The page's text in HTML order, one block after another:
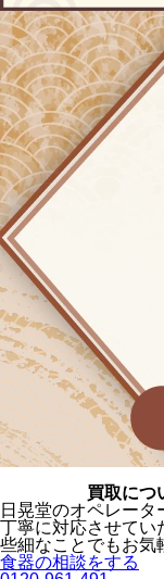
買取につ
日晃堂のオペレー
丁寧に対応させてい
些細なことでもお気
食器の相談をする